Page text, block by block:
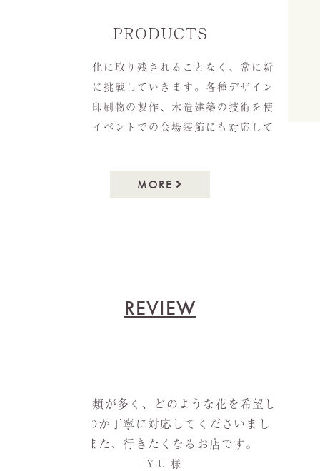
PRODUCTS
時代の変化に取り残されることなく、常に新
しいことに挑戦していきます。各種デザイン
の制作や印刷物の製作、木造建築の技術を使
った各種イベントでの会場装飾にも対応して
MORE
REVIEW
お花の種類が多く、どのような花を希望し
ているのか丁寧に対応してくださいまし
た。また、行きたくなるお店です。
- Y.U 様